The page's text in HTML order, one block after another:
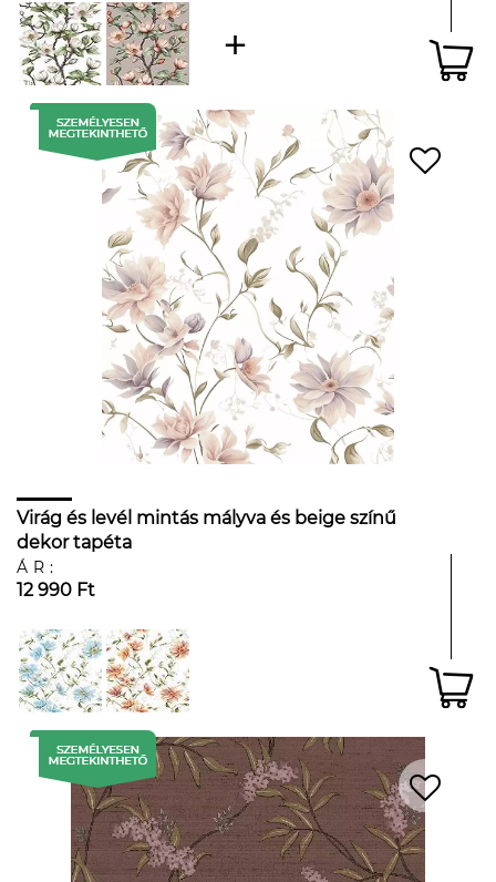
Virág és levél mintás mályva és beige színű
dekor tapéta
ÁR:
12 990 Ft